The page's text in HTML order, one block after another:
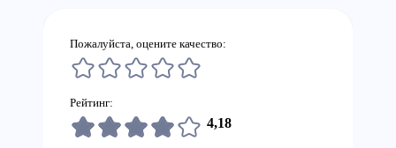
Пожалуйста, оцените качество:
Рейтинг:
4,18